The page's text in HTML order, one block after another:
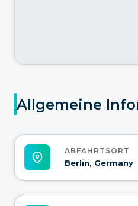
Allgemeine
ABFAHRTSORT
Berlin, Germany